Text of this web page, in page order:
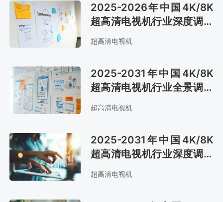
2025-2026年中国4K/8K
超高清电视机行业深度调研
与投资战略报告
超高清电视机
2025-2031年中国4K/8K
超高清电视机行业全景调研
及战略咨询报告
超高清电视机
2025-2031年中国4K/8K
超高清电视机行业深度调查
与投资前景预测报告
超高清电视机